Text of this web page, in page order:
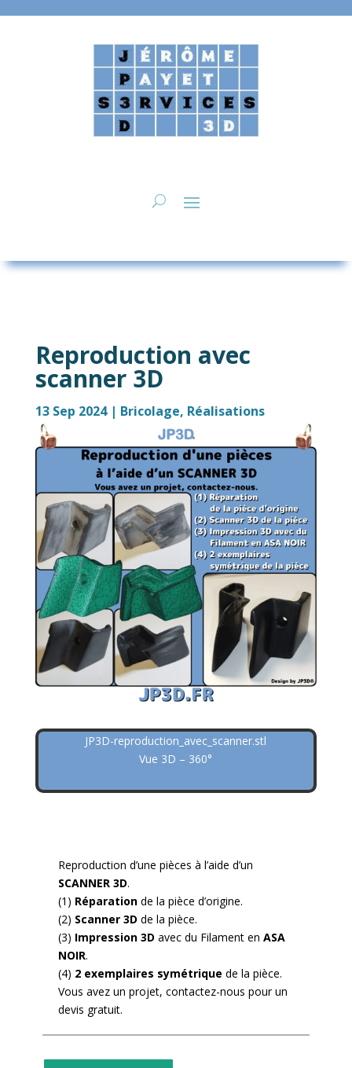
Reproduction avec
scanner 3D
13 Sep 2024| Bricolage, Réalisations
JP3D-reproduction_avec_scanner.stl
Vue 3D – 360°
Reproduction d’une pièces à l’aide d’un
SCANNER 3D.
(1) Réparationde la pièce d’origine.
(2) Scanner 3D de la pièce.
(3) Impression 3D avec du Filament en ASA
NOIR.
(4) 2 exemplaires symétrique de la pièce.
Vous avez un projet, contactez-nous pour un
devis gratuit.